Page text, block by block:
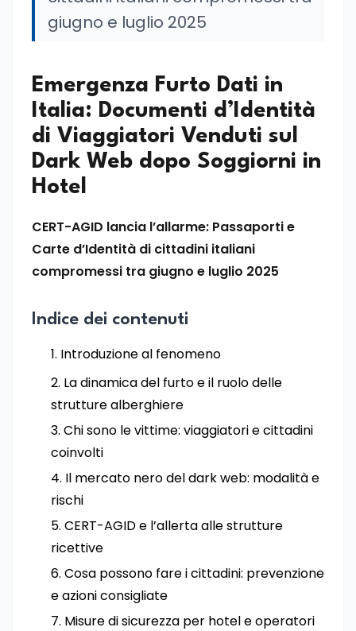
giugno e luglio 2025
Emergenza Furto Dati in
Italia: Documenti d’Identità
di Viaggiatori Venduti sul
Dark Web dopo Soggiorni in
Hotel
CERT-AGID lancia l’allarme: Passaporti e
Carte d’Identità di cittadini italiani
compromessi tra giugno e luglio 2025
Indice dei contenuti
Introduzione al fenomeno
La dinamica del furto e il ruolo delle
strutture alberghiere
Chi sono le vittime: viaggiatori e cittadini
coinvolti
Il mercato nero del dark web: modalità e
rischi
CERT-AGID e l’allerta alle strutture
ricettive
Cosa possono fare i cittadini: prevenzione
e azioni consigliate
Misure di sicurezza per hotel e operatori